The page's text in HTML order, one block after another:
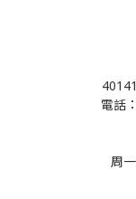
電話
周